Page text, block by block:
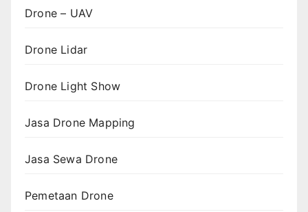
Drone – UAV
Drone Lidar
Drone Light Show
Jasa Drone Mapping
Jasa Sewa Drone
Pemetaan Drone